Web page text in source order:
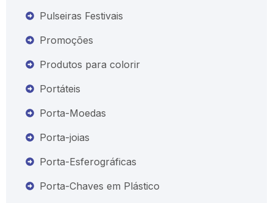
Pulseiras Festivais
Promoções
Produtos para colorir
Portáteis
Porta-Moedas
Porta-joias
Porta-Esferográficas
Porta-Chaves em Plástico